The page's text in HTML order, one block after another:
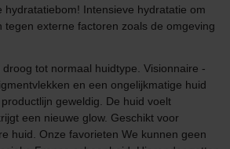
hydratatiebom! Intensieve hydratatie om
tegen externe factoren zoals de omgeving
tot normaal huidtype. Visionnaire -
en een ongelijkmatige huid
geweldig. De huid voelt
een nieuwe glow. Geschikt voor
huid. Onze favorieten We kunnen geen